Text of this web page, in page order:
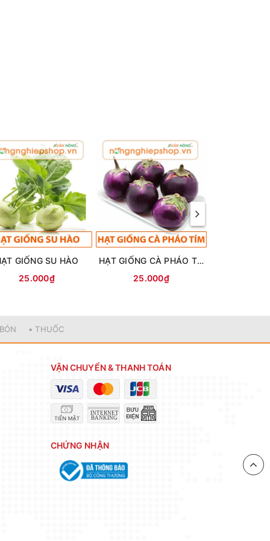
năm
để
bón.
GIỐNG SU HÀO
25.000₫
HẠT GIỐNG CÀ PHÁO TÍM
25.000₫
• THUỐC
VẬN CHUYỂN & THANH TOÁN
CHỨNG NHẬN